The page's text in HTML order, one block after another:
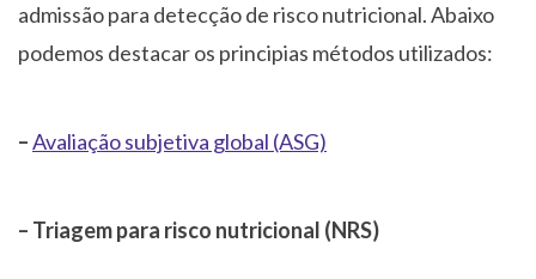
admissão para detecção de risco nutricional. Abaixo
podemos destacar os principias métodos utilizados:
–Avaliação subjetiva global (ASG)
– Triagem para risco nutricional (NRS)